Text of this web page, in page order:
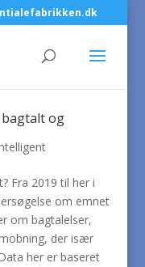
bagtalt og
Fra 2019 til her i
om emnet
om bagtalelser,
der især
her er baseret